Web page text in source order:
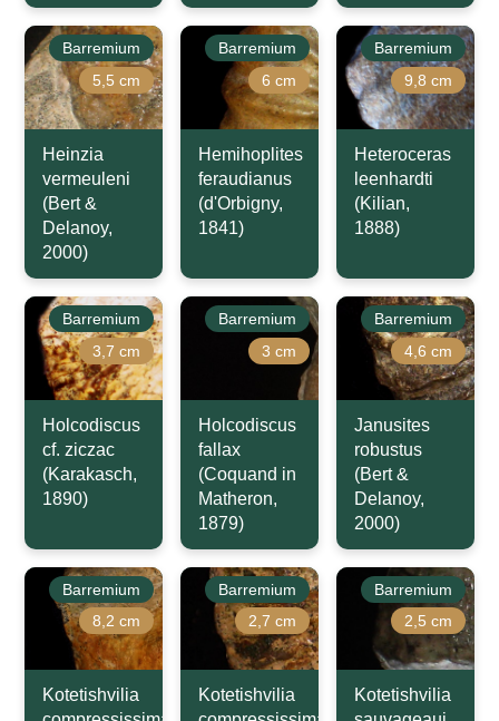
Barremium
5,5 cm
Heinzia
vermeuleni
(Bert &
Delanoy,
2000)
Barremium
6 cm
Hemihoplites
feraudianus
(d'Orbigny,
1841)
Barremium
9,8 cm
Heteroceras
leenhardti
(Kilian,
1888)
Barremium
3,7 cm
Holcodiscus
cf. ziczac
(Karakasch,
1890)
Barremium
3 cm
Holcodiscus
fallax
(Coquand in
Matheron,
1879)
Barremium
4,6 cm
Janusites
robustus
(Bert &
Delanoy,
2000)
Barremium
8,2 cm
Kotetishvilia
Barremium
2,7 cm
Kotetishvilia
Barremium
2,5 cm
Kotetishvilia